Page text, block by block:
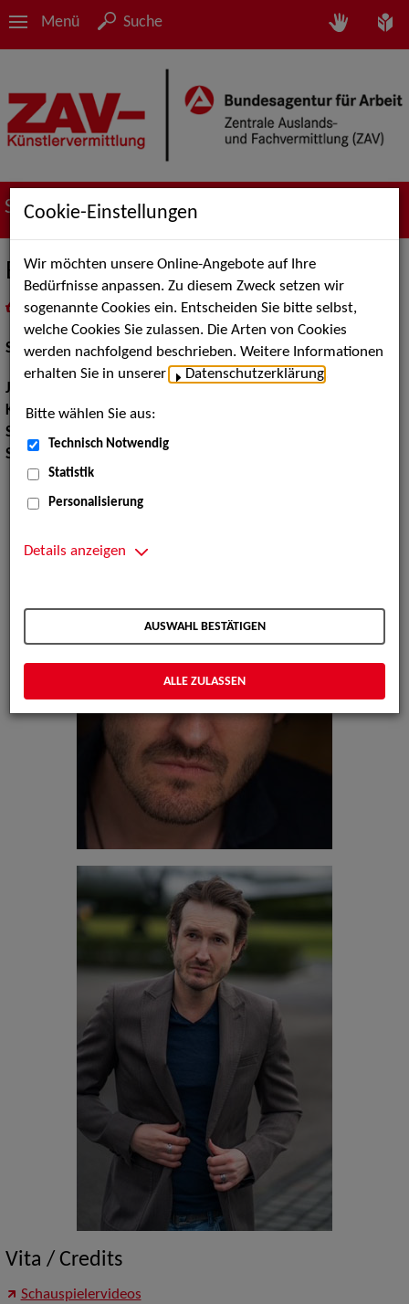
Menü Suche
Suche nach Künstler*innen
Ben Steinhoff
als PDF speichern
inMeine Merklistelegen
Schauspiel:Film und TV
Jahrgang:
Körpergröße:174 cm
Sport:
Sprachen:
Vita / Credits
Schauspielervideos
Cookie-Einstellungen
Wir möchten unsere Online-Angebote auf Ihre
Bedürfnisse anpassen. Zu diesem Zweck setzen wir
sogenannte Cookies ein. Entscheiden Sie bitte selbst,
welche Cookies Sie zulassen. Die Arten von Cookies
werden nachfolgend beschrieben. Weitere Informationen
erhalten Sie in unserer
Datenschutzerklärung
Bitte wählen Sie aus:
Technisch Notwendig
Statistik
Personalisierung
Details anzeigen
AUSWAHL BESTÄTIGEN
ALLE ZULASSEN